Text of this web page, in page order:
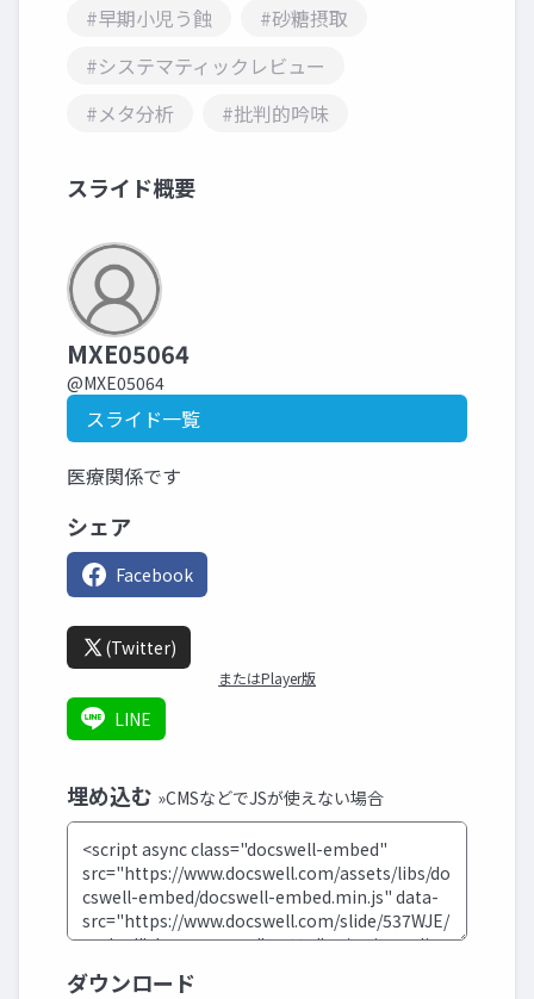
#早期小児う蝕
#砂糖摂取
#システマティックレビュー
#メタ分析
#批判的吟味
スライド概要
MXE05064
@MXE05064
スライド一覧
医療関係です
シェア
Facebook
(Twitter)
またはPlayer版
LINE
埋め込む »CMSなどでJSが使えない場合
ダウンロード